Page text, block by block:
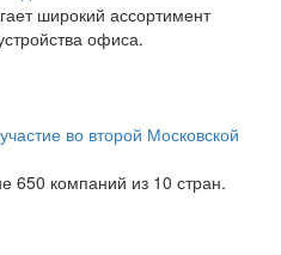
широкий ассортимент
офиса.
во второй Московской
650 компаний из 10 стран.